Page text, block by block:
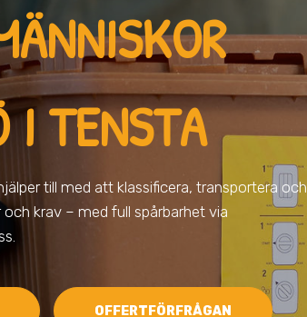
I TENSTA
till med att klassificera, transportera och
krav – med full spårbarhet via
OFFERTFÖRFRÅGAN